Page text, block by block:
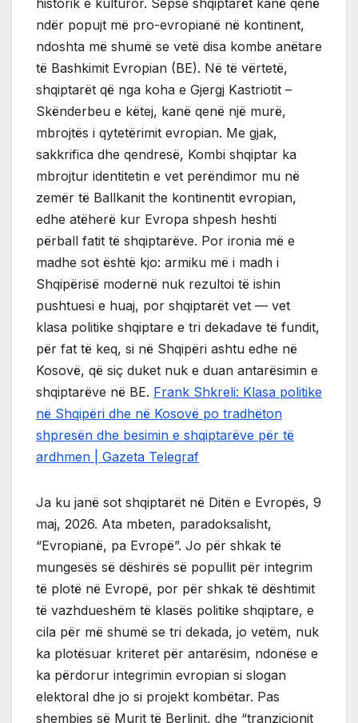
ndër popujt më pro-evropianë në kontinent,
ndoshta më shumë se vetë disa kombe anëtare
të Bashkimit Evropian (BE). Në të vërtetë,
shqiptarët që nga koha e Gjergj Kastriotit –
Skënderbeu e këtej, kanë qenë një murë,
mbrojtës i qytetërimit evropian. Me gjak,
sakkrifica dhe qendresë, Kombi shqiptar ka
mbrojtur identitetin e vet perëndimor mu në
zemër të Ballkanit the kontinentit evropian,
edhe atëherë kur Evropa shpesh heshti
përball fatit të shqiptarëve. Por ironia më e
madhe sot është kjo: armiku më i madh i
Shqipërisë modernë nuk rezultoi të ishin
pushtuesi e huaj, por shqiptarët vet — vet
klasa politike shqiptare e tri dekadave të fundit,
për fat të keq, si në Shqipëri ashtu edhe në
Kosovë, që siç duket nuk e duan antarësimin e
shqiptarëve në BE. Frank Shkreli: Klasa politike
në Shqipëri dhe në Kosovë po tradhëton
shpresën dhe besimin e shqiptarëve për të
ardhmen | Gazeta Telegraf
Ja ku janë sot shqiptarët në Ditën e Evropës, 9
maj, 2026. Ata mbeten, paradoksalisht,
“Evropianë, pa Evropë”. Jo për shkak të
mungesës së dëshirës së popullit për integrim
të plotë në Evropë, por për shkak të dështimit
të vazhdueshëm të klasës politike shqiptare, e
cila për më shumë se tri dekada, jo vetëm, nuk
ka plotësuar kriteret për antarësim, ndonëse e
ka përdorur integrimin evropian si slogan
elektoral dhe jo si projekt kombëtar. Pas
shembjes së Murit të Berlinit, dhe “tranzicionit